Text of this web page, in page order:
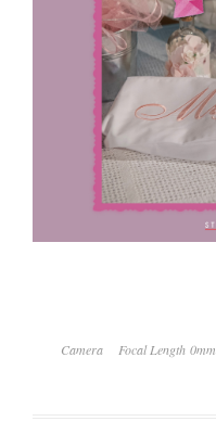
Camera Focal Length 0mm